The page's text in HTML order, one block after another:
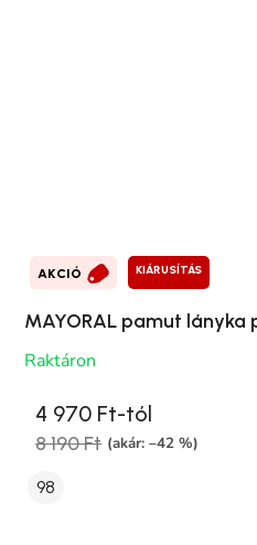
AKCIÓ KIÁRUSÍTÁS
MAYORAL pamut lányka
Raktáron
4 970 Ft-tól
8 190 Ft (akár: –42 %)
98